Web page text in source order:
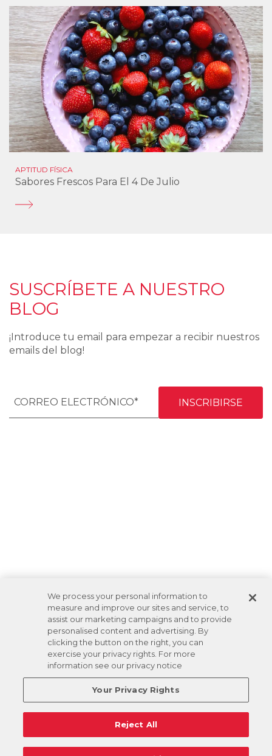
APTITUD FÍSICA
Sabores Frescos Para El 4 De Julio
SUSCRÍBETE A NUESTRO
BLOG
¡Introduce tu email para empezar a recibir nuestros
emails del blog!
We process your personal information to
measure and improve our sites and service, to
assist our marketing campaigns and to provide
personalised content and advertising. By
clicking the button on the right, you can
exercise your privacy rights. For more
information see our privacy notice
Your Privacy Rights
Reject All